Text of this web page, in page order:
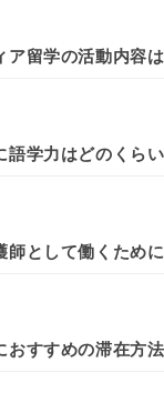
ア留学の活動内容は
語学力はどのくら
師として働くため
おすすめの滞在方